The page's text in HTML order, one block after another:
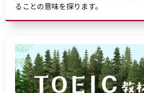
ることの意味を探ります。